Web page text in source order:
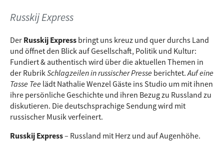
Russische Lieblingsworte von Heinrich Kern:
Есть вода?/ Est Woda/ Gibt es Wasser?
привет / Privet/ Hallo
спасибо / Spasibo/ Danke.
Russkij Express
Der Russkij Express bringt uns kreuz und quer durchs Land
und öffnet den Blick auf Gesellschaft, Politik und Kultur:
Fundiert & authentisch wird über die aktuellen Themen in
der RubrikSchlagzeilen in russischer Presse berichtet.Auf eine
Tasse Tee lädt Nathalie Wenzel Gäste ins Studio um mit ihnen
ihre persönliche Geschichte und ihren Bezug zu Russland zu
diskutieren. Die deutschsprachige Sendung wird mit
russischer Musik verfeinert.
Russkij Express– Russland mit Herz und auf Augenhöhe.